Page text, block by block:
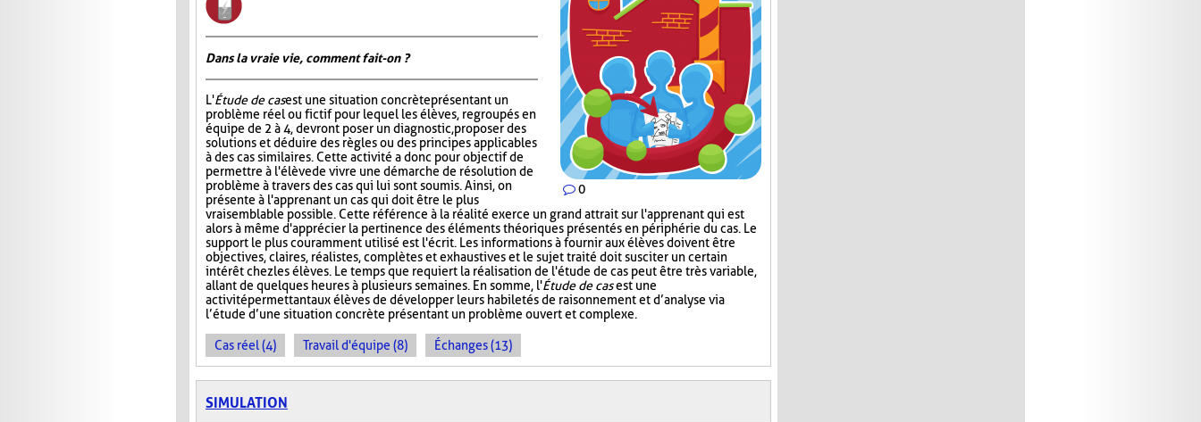
0
Dans la vraie vie, comment fait-on ?
L'Étude de casest une situation concrète présentant un
problème réel ou fictif pour lequel les élèves, regroupés en
équipe de 2 à 4, devront poser un diagnostic, proposer des
solutions et déduire des règles ou des principes applicables
à des cas similaires. Cette activité a donc pour objectif de
permettre à l'élève de vivre une démarche de résolution de
problème à travers des cas qui lui sont soumis. Ainsi, on
présente à l'apprenant un cas qui doit être le plus
vraisemblable possible. Cette référence à la réalité exerce un grand attrait sur l'apprenant qui est
alors à même d'apprécier la pertinence des éléments théoriques présentés en périphérie du cas. Le
support le plus couramment utilisé est l'écrit. Les informations à fournir aux élèves doivent être
objectives, claires, réalistes, complètes et exhaustives et le sujet traité doit susciter un certain
intérêt chez les élèves. Le temps que requiert la réalisation de l'étude de cas peut être très variable,
allant de quelques heures à plusieurs semaines. En somme, l'Étude de casest une
activité permettant aux élèves de développer leurs habiletés de raisonnement et d’analyse via
l’étude d’une situation concrète présentant un problème ouvert et complexe.
Cas réel (4) Travail d'équipe (8) Échanges (13)
SIMULATION